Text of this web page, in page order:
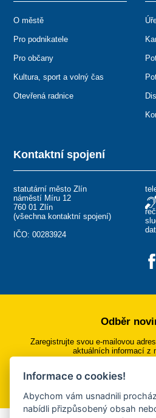
Kontaktní spojení
statutární město Zlín
náměstí Míru 12
760 01 Zlín
(všechna kontaktní spojení)
IČO: 00283924
O městě
Pro podnikatele
Pro občany
Kultura, sport a volný čas
Otevřená radnice
Odběr
Zaregistrujte svou e-mailovou
aktuálních informací z
Přihlásit se k
Informace o cookies!
Abychom vám usnadnili
nabídli přizpůsobený obsah